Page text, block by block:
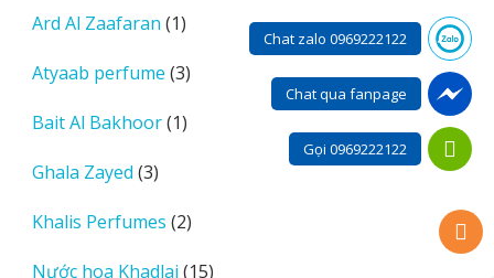
phẩm
Ard Al Zaafaran 11
phẩm
Atyaab perfume 33
phẩm
Bait Al Bakhoor 11
Ghala Zayed 33
phẩm
Khalis Perfumes 22
Nước hoa Khadlaj 1515
Chat zalo 0969222122
Chat qua fanpage
Gọi 0969222122